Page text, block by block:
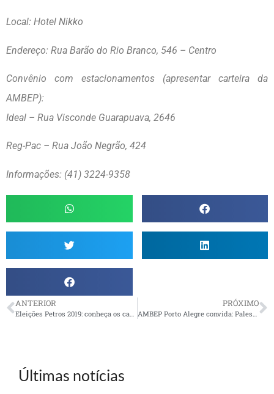
Local: Hotel Nikko
Endereço: Rua Barão do Rio Branco, 546 – Centro
Convênio com estacionamentos (apresentar carteira da
AMBEP):
Ideal – Rua Visconde Guarapuava, 2646
Reg-Pac – Rua João Negrão, 424
Informações: (41) 3224-9358
ANTERIOR
Eleições Petros 2019: conheça os candidatos da Chapa RENOVAÇÃO
PRÓXIMO
AMBEP Porto Alegre convida: Palestra Eleições Petros 2019 com nossos candidatos
Últimas notícias